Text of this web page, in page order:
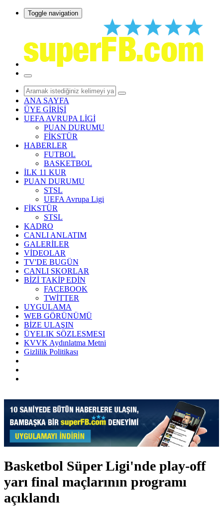
Toggle navigation
ANA SAYFA
ÜYE GİRİŞİ
UEFA AVRUPA LİGİ
PUAN DURUMU
FİKSTÜR
HABERLER
FUTBOL
BASKETBOL
İLK 11 KUR
PUAN DURUMU
STSL
UEFA Avrupa Ligi
FİKSTÜR
STSL
KADRO
CANLI ANLATIM
GALERİLER
VİDEOLAR
TV'DE BUGÜN
CANLI SKORLAR
BİZİ TAKİP EDİN
FACEBOOK
TWİTTER
UYGULAMA
WEB GÖRÜNÜMÜ
BİZE ULAŞIN
ÜYELIK SÖZLESMESI
KVVK Aydınlatma Metni
Gizlilik Politikası
Basketbol Süper Ligi'nde play-off
yarı final maçlarının programı
açıklandı